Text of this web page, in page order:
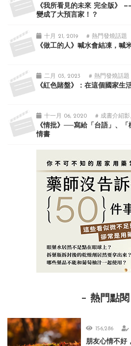
《我所看見的未來 完全版》
變成了大預言家！？
十月 21, 2019 # 熱門發燒話題
《做工的人》喊水會結凍，喊
二月 03, 2023 # 熱門發燒話題
《紅色賭盤》：在這個國家生
十一月 06, 2020 # 成書介紹影
《情批》──寫給「台語」、
情書
熱門點閱
156,286
朋友心情不好